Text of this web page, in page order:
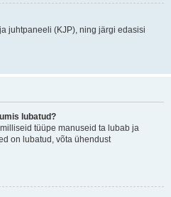
juhtpaneeli (KJP), ning järgi edasisi
lubatud?
tüüpe manuseid ta lubab ja
on lubatud, võta ühendust